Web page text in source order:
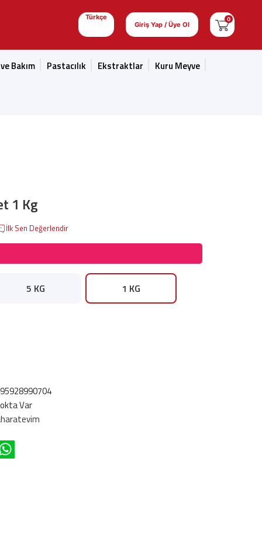
Türkçe
Giriş Yap / Üye Ol
0
Bakım Pastacılık Ekstraktlar Kuru Meyve
1 Kg
İlk Sen Değerlendir
5 KG 1 KG
Var